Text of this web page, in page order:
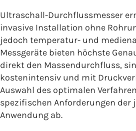
Ultraschall-Durchflussmesser
invasive Installation ohne
jedoch temperatur- und
Messgeräte bieten höchste
direkt den Massendurchfluss,
kostenintensiv und mit
Auswahl des optimalen
spezifischen Anforderungen der
Anwendung ab.